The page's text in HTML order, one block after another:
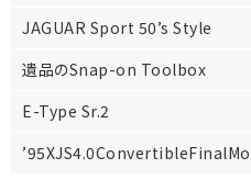
JAGUAR Sport 50’s Style
遺品のSnap-on Toolbox
E-Type Sr.2